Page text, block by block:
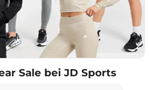
Sale bei JD Sports